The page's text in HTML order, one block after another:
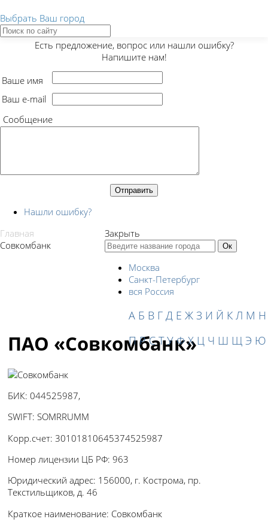
Есть предложение, вопрос или нашли ошибку?
Напишите нам!
Ваше имя
Ваш e-mail
Сообщение
Нашли ошибку?
Выбрать Ваш город
Закрыть
Москва
Санкт-Петербург
вся Россия
А Б В Г Д Е Ж З И Й К Л М Н
П Р С Т У Ф Х Ц Ч Ш Щ Э Ю
Главная
Совкомбанк
ПАО «Совкомбанк»
БИК:044525987,
SWIFT:SOMRRUMM
Корр.счет: 30101810645374525987
Номер лицензии ЦБ РФ:963
Юридический адрес: 156000, г. Кострома, пр.
Текстильщиков, д. 46
Краткое наименование: Совкомбанк